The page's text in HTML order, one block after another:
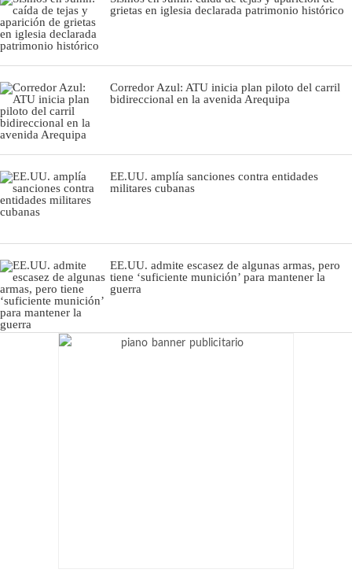
grietas en iglesia declarada patrimonio histórico
Corredor Azul: ATU inicia plan piloto del carril
bidireccional en la avenida Arequipa
EE.UU. amplía sanciones contra entidades
militares cubanas
EE.UU. admite escasez de algunas armas, pero
tiene ‘suficiente munición’ para mantener la
guerra